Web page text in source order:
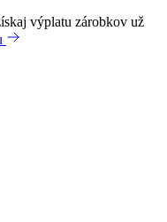
výplatu zárobkov už